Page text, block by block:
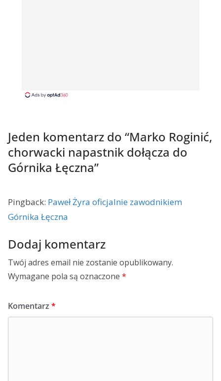
Jeden komentarz do “Marko Roginić,
chorwacki napastnik dołącza do
Górnika Łęczna”
Pingback: Paweł Żyra oficjalnie zawodnikiem
Górnika Łęczna
Dodaj komentarz
Twój adres email nie zostanie opublikowany.
Wymagane pola są oznaczone *
Komentarz *